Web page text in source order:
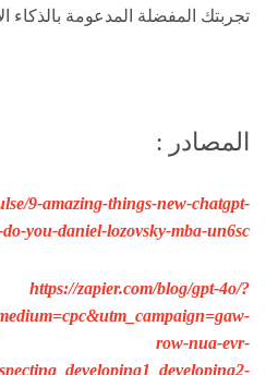
تجربتك المفضلة المدعومة بالذكاء
المصادر :
9-amazing-things-new-chatgpt-
you-daniel-lozovsky-mba-un6sc
https://zapier.com/blog/gpt-4o/?
row-nua-evr-